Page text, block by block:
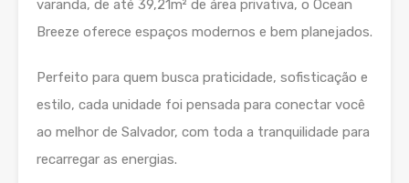
varanda, de até 39,21m² de área privativa, o Ocean
Breeze oferece espaços modernos e bem planejados.
Perfeito para quem busca praticidade, sofisticação e
estilo, cada unidade foi pensada para conectar você
ao melhor de Salvador, com toda a tranquilidade para
recarregar as energias.